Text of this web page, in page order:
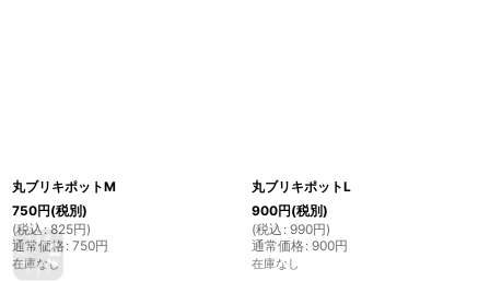
丸ブリキポットM
750円(税別)
(税込: 825円)
通常価格: 750円
在庫なし
丸ブリキポットL
900円(税別)
(税込 : 990円)
通常価格: 900円
在庫なし